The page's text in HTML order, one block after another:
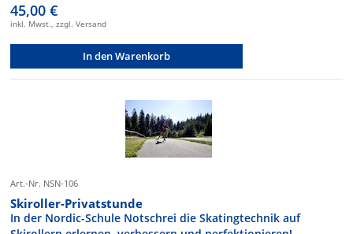
45,00 €
inkl. Mwst., zzgl. Versand
In den Warenkorb
Art.-Nr. NSN-106
Skiroller-Privatstunde
In der Nordic-Schule Notschrei die Skatingtechnik auf